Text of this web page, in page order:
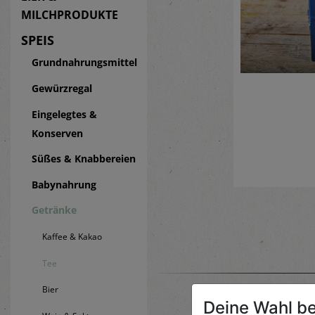
MILCHPRODUKTE
SPEIS
Grundnahrungsmittel
Gewürzregal
Eingelegtes &
Konserven
Süßes & Knabbereien
Babynahrung
Getränke
Kaffee & Kakao
Tee
Bier
Deine Wahl